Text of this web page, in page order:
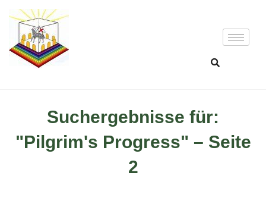
Suchergebnisse für:
"Pilgrim's Progress" – Seite
2